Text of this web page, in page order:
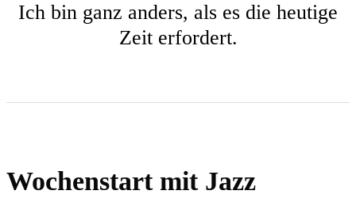
Ich bin ganz anders, als es die heutige
Zeit erfordert.
Wochenstart mit Jazz